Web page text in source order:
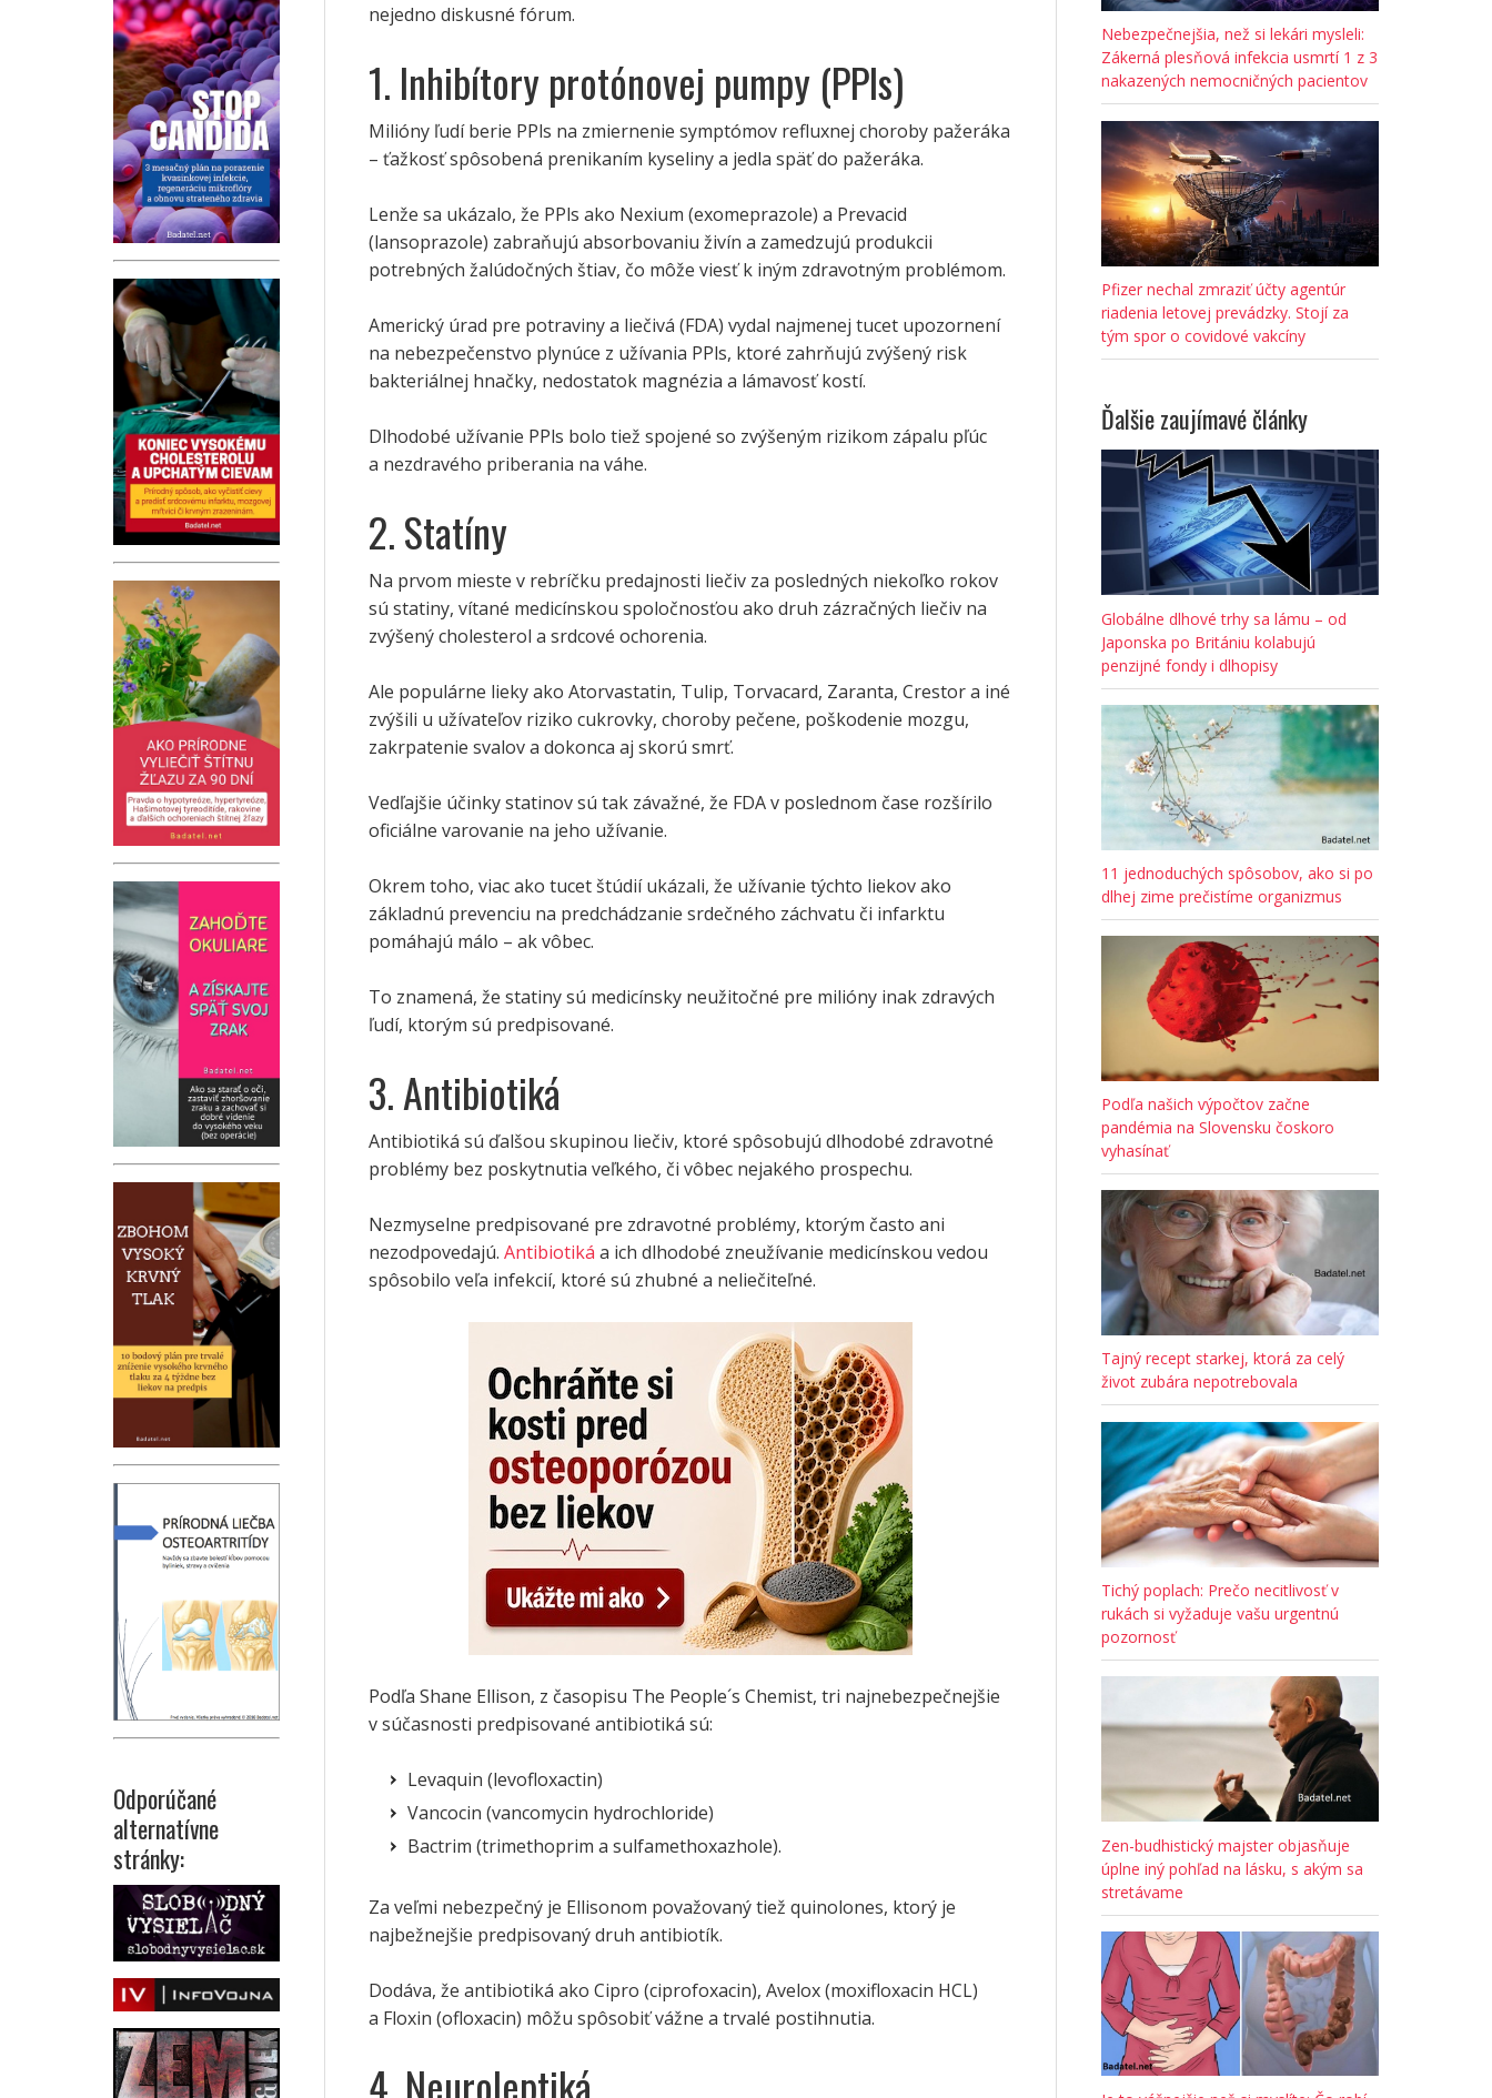
nejedno diskusné fórum.
1. Inhibítory protónovej pumpy (PPIs)
Milióny ľudí berie PPls na zmiernenie symptómov refluxnej choroby pažeráka
– ťažkosť spôsobená prenikaním kyseliny a jedla späť do pažeráka.
Lenže sa ukázalo, že PPls ako Nexium (exomeprazole) a Prevacid
(lansoprazole) zabraňujú absorbovaniu živín a zamedzujú produkcii
potrebných žalúdočných štiav, čo môže viesť k iným zdravotným problémom.
Americký úrad pre potraviny a liečivá (FDA) vydal najmenej tucet upozornení
na nebezpečenstvo plynúce z užívania PPls, ktoré zahrňujú zvýšený risk
bakteriálnej hnačky, nedostatok magnézia a lámavosť kostí.
Dlhodobé užívanie PPls bolo tiež spojené so zvýšeným rizikom zápalu pľúc
a nezdravého priberania na váhe.
2. Statíny
Na prvom mieste v rebríčku predajnosti liečiv za posledných niekoľko rokov
sú statiny, vítané medicínskou spoločnosťou ako druh zázračných liečiv na
zvýšený cholesterol a srdcové ochorenia.
Ale populárne lieky ako Atorvastatin, Tulip, Torvacard, Zaranta, Crestor a iné
zvýšili u užívateľov riziko cukrovky, choroby pečene, poškodenie mozgu,
zakrpatenie svalov a dokonca aj skorú smrť.
Vedľajšie účinky statinov sú tak závažné, že FDA v poslednom čase rozšírilo
oficiálne varovanie na jeho užívanie.
Okrem toho, viac ako tucet štúdií ukázali, že užívanie týchto liekov ako
základnú prevenciu na predchádzanie srdečného záchvatu či infarktu
pomáhajú málo – ak vôbec.
To znamená, že statiny sú medicínsky neužitočné pre milióny inak zdravých
ľudí, ktorým sú predpisované.
3. Antibiotiká
Antibiotiká sú ďalšou skupinou liečiv, ktoré spôsobujú dlhodobé zdravotné
problémy bez poskytnutia veľkého, či vôbec nejakého prospechu.
Nezmyselne predpisované pre zdravotné problémy, ktorým často ani
nezodpovedajú. Antibiotiká a ich dlhodobé zneužívanie medicínskou vedou
spôsobilo veľa infekcií, ktoré sú zhubné a neliečiteľné.
Podľa Shane Ellison, z časopisu The People´s Chemist, tri najnebezpečnejšie
v súčasnosti predpisované antibiotiká sú:
Levaquin (levofloxactin)
Vancocin (vancomycin hydrochloride)
Bactrim (trimethoprim a sulfamethoxazhole).
Za veľmi nebezpečný je Ellisonom považovaný tiež quinolones, ktorý je
najbežnejšie predpisovaný druh antibiotík.
Dodáva, že antibiotiká ako Cipro (ciprofoxacin), Avelox (moxifloxacin HCL)
a Floxin (ofloxacin) môžu spôsobiť vážne a trvalé postihnutia.
4. Neuroleptiká
Nebezpečnejšia, než si lekári mysleli:
Zákerná plesňová infekcia usmrtí 1 z 3
nakazených nemocničných pacientov
Pfizer nechal zmraziť účty agentúr
riadenia letovej prevádzky. Stojí za
tým spor o covidové vakcíny
Ďalšie zaujímavé články
Globálne dlhové trhy sa lámu – od
Japonska po Britániu kolabujú
penzijné fondy i dlhopisy
11 jednoduchých spôsobov, ako si po
dlhej zime prečistíme organizmus
Podľa našich výpočtov začne
pandémia na Slovensku čoskoro
vyhasínať
Tajný recept starkej, ktorá za celý
život zubára nepotrebovala
Tichý poplach: Prečo necitlivosť v
rukách si vyžaduje vašu urgentnú
pozornosť
Zen-budhistický majster objasňuje
úplne iný pohľad na lásku, s akým sa
stretávame
Odporúčané
alternatívne
stránky: